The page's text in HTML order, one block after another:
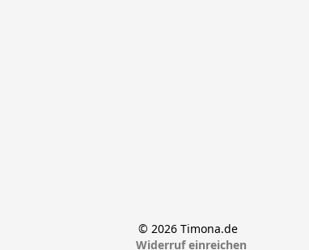
© 2026 Timona.de
Widerruf einreichen